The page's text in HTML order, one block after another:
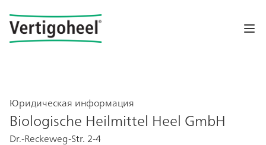
Юридическая информация
Biologische Heilmittel Heel GmbH
Dr.-Reckeweg-Str. 2-4